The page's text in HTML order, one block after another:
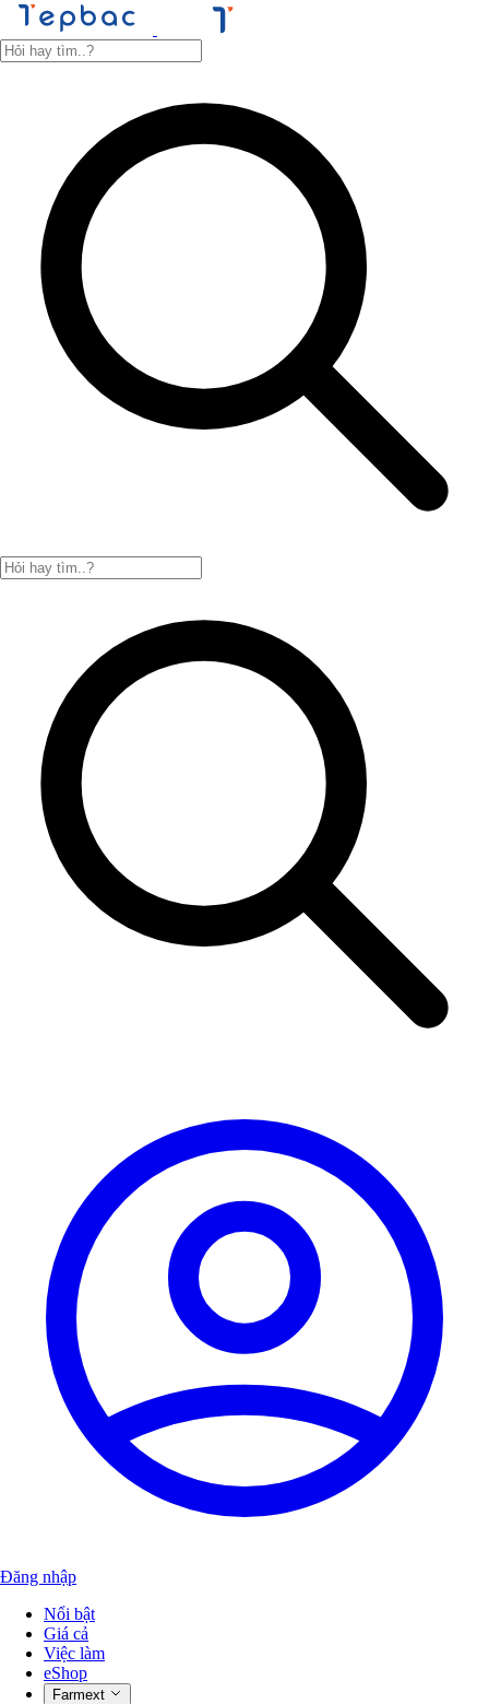
Đăng nhập
Nổi bật
Giá cả
Việc làm
eShop
Farmext